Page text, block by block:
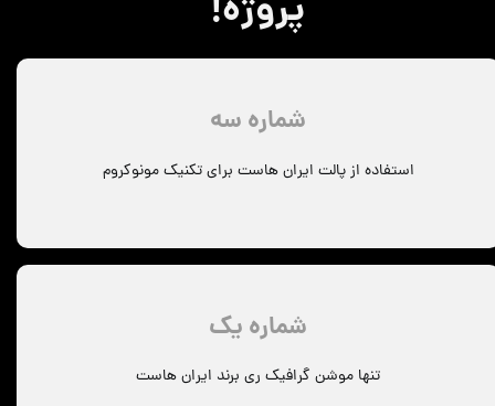
پروژه!
شماره یک
تنها موشن گرافیک ری برند ایران هاست
شماره سه
استفاده از پالت ایران هاست برای تکنیک مونوکروم